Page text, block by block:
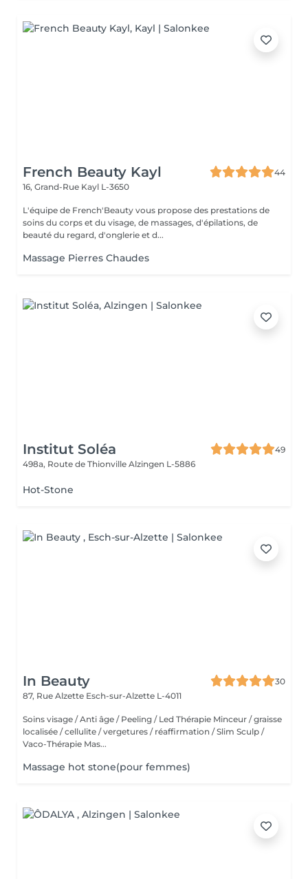
French Beauty Kayl
44
16, Grand-Rue Kayl L-3650
L'équipe de French'Beauty vous propose des prestations de
soins du corps et du visage, de massages, d'épilations, de
beauté du regard, d'onglerie et d...
Massage Pierres Chaudes
Institut Soléa
49
498a, Route de Thionville Alzingen L-5886
Hot-Stone
In Beauty
30
87, Rue Alzette Esch-sur-Alzette L-4011
Soins visage / Anti âge / Peeling / Led Thérapie Minceur / graisse
localisée / cellulite / vergetures / réaffirmation / Slim Sculp /
Vaco-Thérapie Mas...
Massage hot stone(pour femmes)